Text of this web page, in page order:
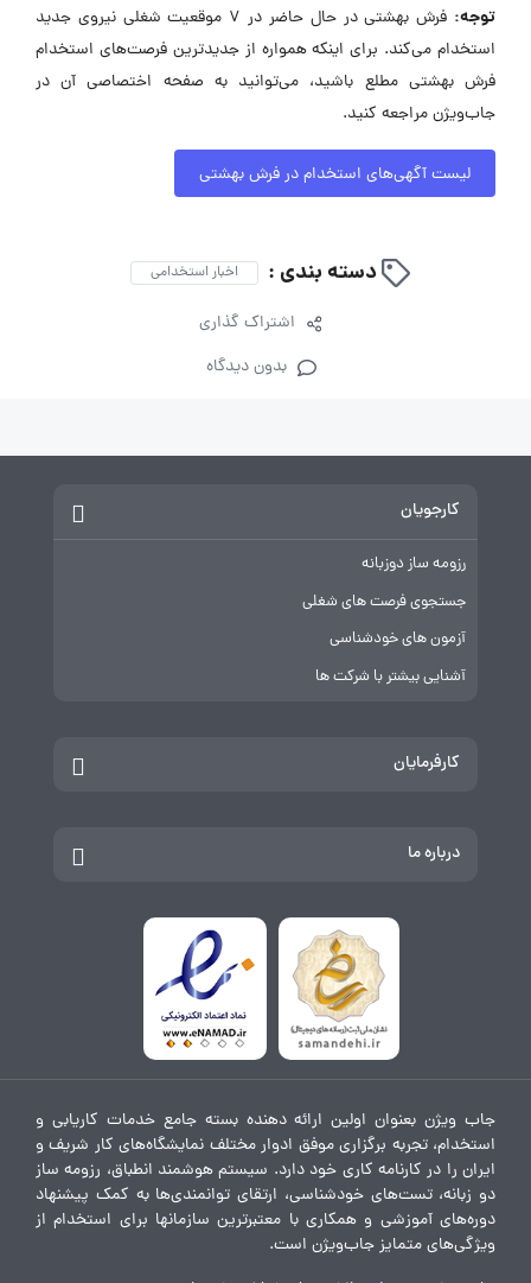
توجه:
فرش بهشتی در حال حاضر در ۷ موقعیت شغلی نیروی جدید
استخدام می‌کند. برای اینکه همواره از جدیدترین فرصت‌های استخدام
فرش بهشتی مطلع باشید، می‌توانید به صفحه اختصاصی آن در
جاب‌ویژن مراجعه کنید.
لیست آگهی‌های استخدام در فرش بهشتی
دسته بندی : اخبار استخدامی
اشتراک گذاری
بدون دیدگاه
کارجویان
رزومه ساز دوزبانه
جستجوی فرصت های شغلی
آزمون های خودشناسی
آشنایی بیشتر با شرکت ها
کارفرمایان
درباره ما
جاب ویژن بعنوان اولین ارائه دهنده بسته جامع خدمات کاریابی و
استخدام، تجربه برگزاری موفق ادوار مختلف نمایشگاه‌های کار شریف و
ایران را در کارنامه کاری خود دارد. سیستم هوشمند انطباق، رزومه ساز
دو زبانه، تست‌های خودشناسی، ارتقای توانمندی‌ها به کمک پیشنهاد
دوره‌های آموزشی و همکاری با معتبرترین سازمانها برای استخدام از
ویژگی‌های متمایز جاب‌ویژن است.